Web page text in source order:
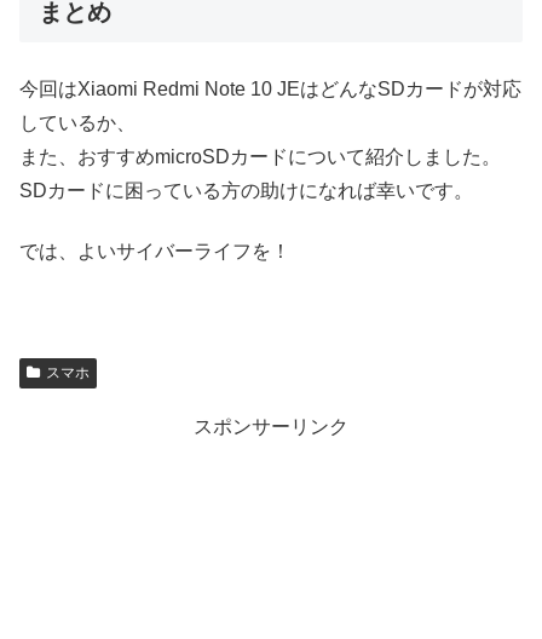
まとめ
今回はXiaomi Redmi Note 10 JEはどんなSDカードが対応
しているか、
また、おすすめmicroSDカードについて紹介しました。
SDカードに困っている方の助けになれば幸いです。
では、よいサイバーライフを！
スマホ
スポンサーリンク